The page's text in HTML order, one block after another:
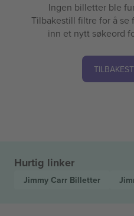
Ingen billetter ble
Tilbakestill filtre for å se
inn et nytt søkeord
Hurtig linker
Jimmy Carr Billetter